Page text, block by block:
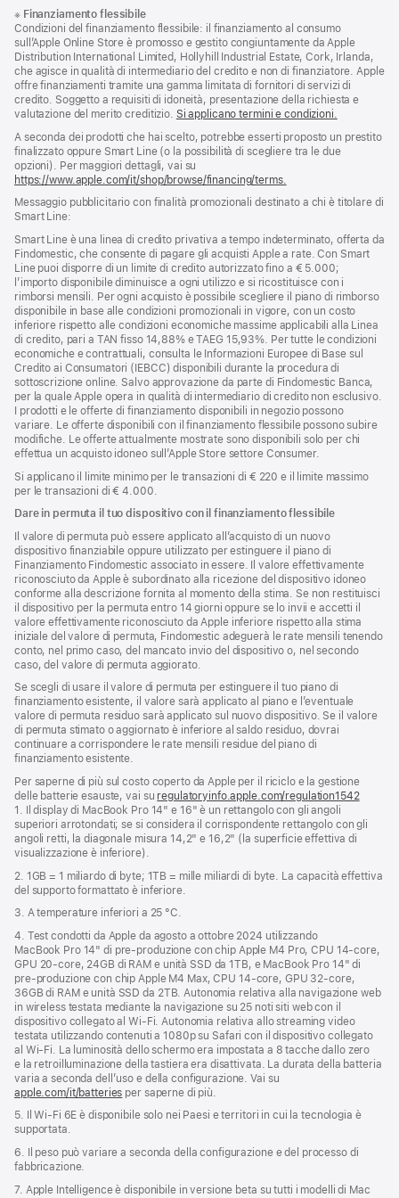
di
pagina
a
piè
di
pagina
※ Finanziamento flessibile
Condizioni del finanziamento flessibile: il finanziamento al consumo
sull’Apple Online Store è promosso e gestito congiuntamente da Apple
Distribution International Limited, Hollyhill Industrial Estate, Cork, Irlanda,
che agisce in qualità di intermediario del credito e non di finanziatore. Apple
offre finanziamenti tramite una gamma limitata di fornitori di servizi di
credito. Soggetto a requisiti di idoneità, presentazione della richiesta e
valutazione del merito creditizio. Si applicano termini e condizioni.
A seconda dei prodotti che hai scelto, potrebbe esserti proposto un prestito
finalizzato oppure Smart Line (o la possibilità di scegliere tra le due
opzioni). Per maggiori dettagli, vai su
https://www.apple.com/it/shop/browse/financing/terms.
Messaggio pubblicitario con finalità promozionali destinato a chi è titolare di
Smart Line:
Smart Line è una linea di credito privativa a tempo indeterminato, offerta da
Findomestic, che consente di pagare gli acquisti Apple a rate. Con Smart
Line puoi disporre di un limite di credito autorizzato fino a € 5.000;
l’importo disponibile diminuisce a ogni utilizzo e si ricostituisce con i
rimborsi mensili. Per ogni acquisto è possibile scegliere il piano di rimborso
disponibile in base alle condizioni promozionali in vigore, con un costo
inferiore rispetto alle condizioni economiche massime applicabili alla Linea
di credito, pari a TAN fisso 14,88% e TAEG 15,93%. Per tutte le condizioni
economiche e contrattuali, consulta le Informazioni Europee di Base sul
Credito ai Consumatori (IEBCC) disponibili durante la procedura di
sottoscrizione online. Salvo approvazione da parte di Findomestic Banca,
per la quale Apple opera in qualità di intermediario di credito non esclusivo.
I prodotti e le offerte di finanziamento disponibili in negozio possono
variare. Le offerte disponibili con il finanziamento flessibile possono subire
modifiche. Le offerte attualmente mostrate sono disponibili solo per chi
effettua un acquisto idoneo sull’Apple Store settore Consumer.
Si applicano il limite minimo per le transazioni di € 220 e il limite massimo
per le transazioni di € 4.000.
Dare in permuta il tuo dispositivo con il finanziamento flessibile
Il valore di permuta può essere applicato all’acquisto di un nuovo
dispositivo finanziabile oppure utilizzato per estinguere il piano di
Finanziamento Findomestic associato in essere. Il valore effettivamente
riconosciuto da Apple è subordinato alla ricezione del dispositivo idoneo
conforme alla descrizione fornita al momento della stima. Se non restituisci
il dispositivo per la permuta entro 14 giorni oppure se lo invii e accetti il
valore effettivamente riconosciuto da Apple inferiore rispetto alla stima
iniziale del valore di permuta, Findomestic adeguerà le rate mensili tenendo
conto, nel primo caso, del mancato invio del dispositivo o, nel secondo
caso, del valore di permuta aggiorato.
Se scegli di usare il valore di permuta per estinguere il tuo piano di
finanziamento esistente, il valore sarà applicato al piano e l’eventuale
valore di permuta residuo sarà applicato sul nuovo dispositivo. Se il valore
di permuta stimato o aggiornato è inferiore al saldo residuo, dovrai
continuare a corrispondere le rate mensili residue del piano di
finanziamento esistente.
Per saperne di più sul costo coperto da Apple per il riciclo e la gestione
delle batterie esauste, vai su regulatoryinfo.apple.com/regulation1542(si
una
1. Il display di MacBook Pro 14" e 16" è un rettangolo con gli angoli
superiori arrotondati; se si considera il corrispondente rettangolo con gli
angoli retti, la diagonale misura 14,2" e 16,2" (la superficie effettiva di
visualizzazione è inferiore).
2. 1GB = 1 miliardo di byte; 1TB = mille miliardi di byte. La capacità effettiva
del supporto formattato è inferiore.
3. A temperature inferiori a 25 °C.
4. Test condotti da Apple da agosto a ottobre 2024 utilizzando
MacBook Pro 14" di pre‑produzione con chip Apple M4 Pro, CPU 14‑core,
GPU 20‑core, 24GB di RAM e unità SSD da 1TB, e MacBook Pro 14" di
pre‑produzione con chip Apple M4 Max, CPU 14‑core, GPU 32‑core,
36GB di RAM e unità SSD da 2TB. Autonomia relativa alla navigazione web
in wireless testata mediante la navigazione su 25 noti siti web con il
dispositivo collegato al Wi-Fi. Autonomia relativa allo streaming video
testata utilizzando contenuti a 1080p su Safari con il dispositivo collegato
al Wi-Fi. La luminosità dello schermo era impostata a 8 tacche dallo zero
e la retroilluminazione della tastiera era disattivata. La durata della batteria
varia a seconda dell’uso e della configurazione. Vai su
apple.com/it/batteries per saperne di più.
5. Il Wi‑Fi 6E è disponibile solo nei Paesi e territori in cui la tecnologia è
supportata.
6. Il peso può variare a seconda della configurazione e del processo di
fabbricazione.
7. Apple Intelligence è disponibile in versione beta su tutti i modelli di Mac